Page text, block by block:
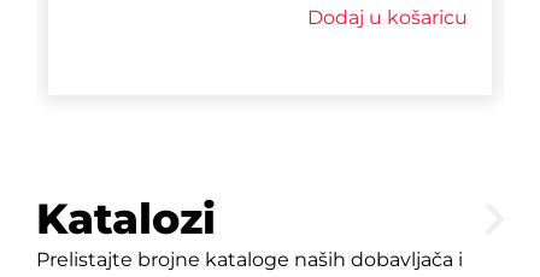
Dodaj u košaricu
Katalozi
Prelistajte brojne kataloge naših dobavljača i